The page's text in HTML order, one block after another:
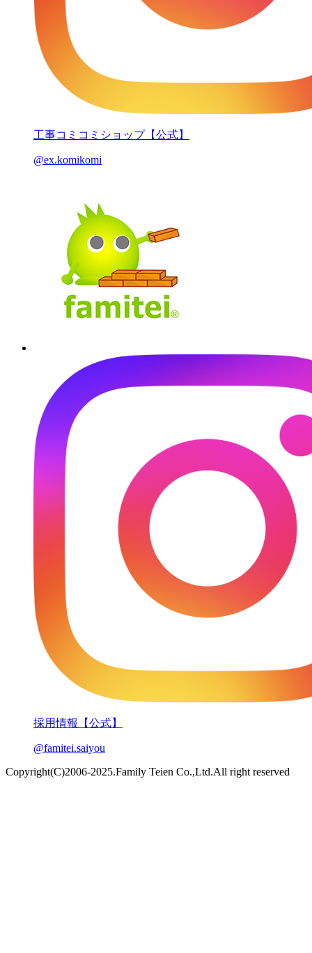
工事コミコミショップ【公式】
@ex.komikomi
採用情報【公式】
@famitei.saiyou
Copyright(C)2006-2025.Family Teien Co.,Ltd.All right reserved